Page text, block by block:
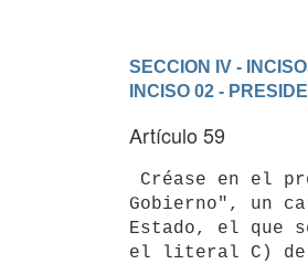
SECCION IV -
INCISO 02 -
Artículo 59
Gobierno", un
Estado, el que
el literal C) del